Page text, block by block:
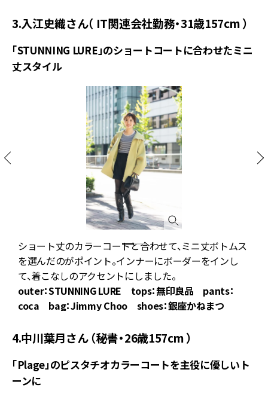
3.入江史織さん（ IT関連会社勤務・31歳157cm ）
「STUNNING LURE」のショートコートに合わせたミニ
丈スタイル
ショート丈のカラーコートと合わせて、ミニ丈ボトムス
を選んだのがポイント。インナーにボーダーをインし
て、着こなしのアクセントにしました。
outer：STUNNING LURE tops：無印良品 pants：
coca bag：Jimmy Choo shoes：銀座かねまつ
4.中川葉月さん （秘書・26歳157cm ）
「Plage」のピスタチオカラーコートを主役に優しいト
ーンに